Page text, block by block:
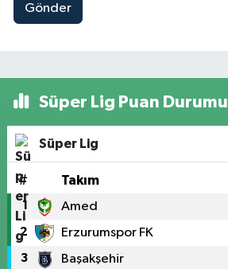
Gönder
Süper Lig Puan Durumu
Süper Lig
# Takım
1 Amed
2 Erzurumspor FK
3 Başakşehir